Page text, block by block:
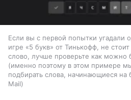
Если вы с первой попытки угадали
игре «5 букв» от Тинькофф, не стоит
слово, лучше проверьте как можно
(именно поэтому в этом примере
подбирать слова, начинающиеся на
Mail